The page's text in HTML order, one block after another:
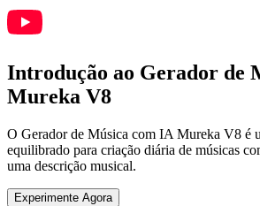
Introdução ao Gerador de
Mureka V8
O Gerador de Música com IA Mureka V8 é
equilibrado para criação diária de músicas
uma descrição musical.
Experimente Agora